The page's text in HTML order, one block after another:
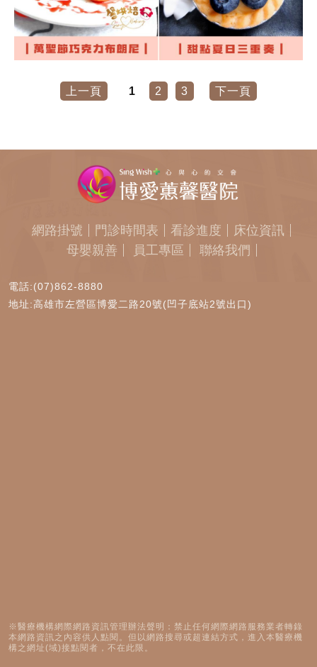
上一頁 1 2 3 下一頁
網路掛號 門診時間表 看診進度
床位資訊
母嬰親善
員工專區 聯絡我們
電話:(07)862-8880
地址:高雄市左營區博愛二路20號(凹子底站2號出口)
※醫療機構網際網路資訊管理辦法聲明：禁止任何網際網路服務業者轉錄
本網路資訊之內容供人點閱。但以網路搜尋或超連結方式，進入本醫療機
構之網址(域)接點閱者，不在此限。